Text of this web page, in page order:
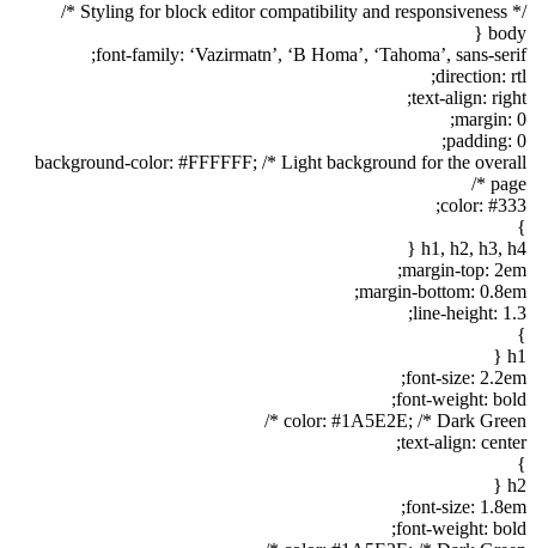
/* Styling for block editor compatibility and responsiveness */
body {
font-family: ‘Vazirmatn’, ‘B Homa’, ‘Tahoma’, sans-serif;
direction: rtl;
text-align: right;
margin: 0;
padding: 0;
background-color: #FFFFFF; /* Light background for the overall
page */
color: #333;
}
h1, h2, h3, h4 {
margin-top: 2em;
margin-bottom: 0.8em;
line-height: 1.3;
}
h1 {
font-size: 2.2em;
font-weight: bold;
color: #1A5E2E; /* Dark Green */
text-align: center;
}
h2 {
font-size: 1.8em;
font-weight: bold;